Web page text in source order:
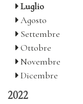
Luglio
Agosto
Settembre
Ottobre
Novembre
Dicembre
2022